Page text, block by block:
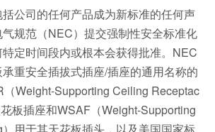
公司的任何产品成为新标准的任何声
规范（NEC）提交强制性安全标准化
定时间段内或根本会获得批准。NEC
重安全插拔式插座/插座的通用名称的
Weight-Supporting Ceiling Receptac
板插座和WSAF（Weight-Supporting